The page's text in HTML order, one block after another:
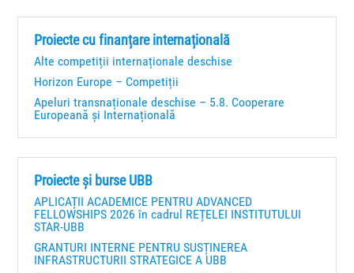
Proiecte cu finanțare internațională
Alte competiții internaționale deschise
Horizon Europe – Competiții
Apeluri transnaționale deschise – 5.8. Cooperare
Europeană și Internațională
Proiecte și burse UBB
APLICAȚII ACADEMICE PENTRU ADVANCED
FELLOWSHIPS 2026 în cadrul REȚELEI INSTITUTULUI
STAR-UBB
GRANTURI INTERNE PENTRU SUSȚINEREA
INFRASTRUCTURII STRATEGICE A UBB